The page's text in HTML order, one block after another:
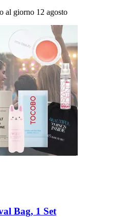
al giorno 12 agosto
Bag, 1 Set